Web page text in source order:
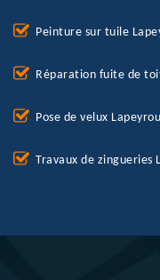
Peinture sur tuile
Réparation fuite de
Pose de velux
Travaux de zingueries